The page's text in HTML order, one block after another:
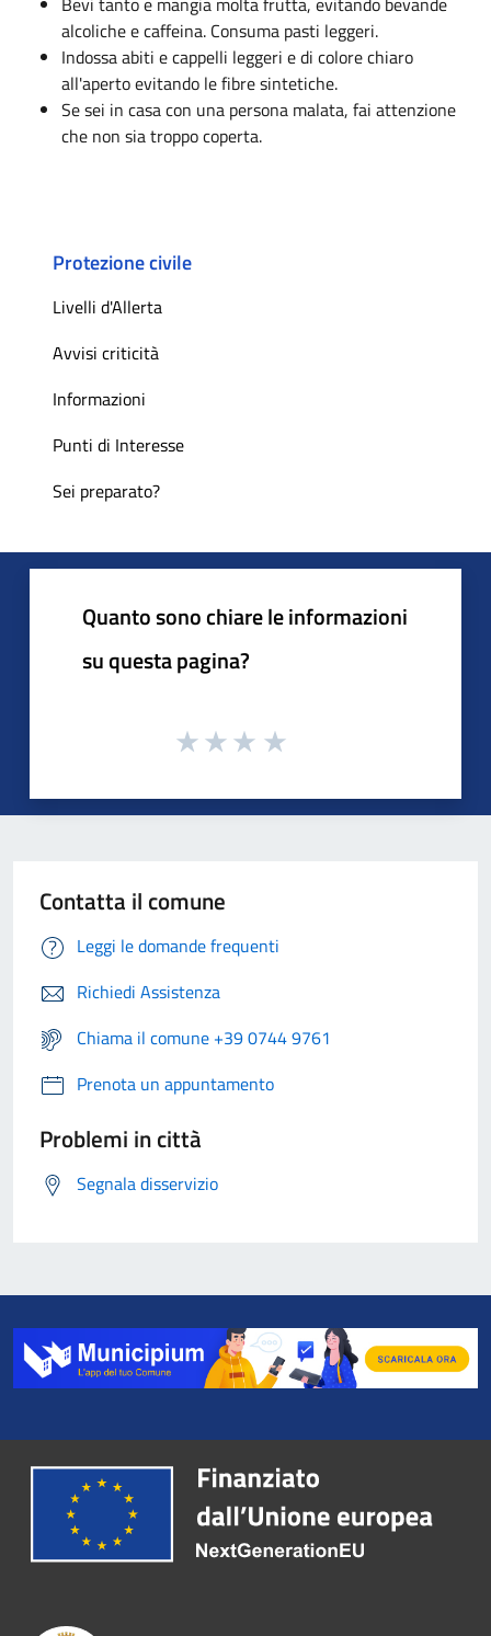
alcoliche e caffeina. Consuma pasti leggeri.
Indossa abiti e cappelli leggeri e di colore chiaro
all'aperto evitando le fibre sintetiche.
Se sei in casa con una persona malata, fai attenzione
che non sia troppo coperta.
Protezione civile
Livelli d'Allerta
Avvisi criticità
Informazioni
Punti di Interesse
Sei preparato?
Quanto sono chiare le informazioni
su questa pagina?
Contatta il comune
Leggi le domande frequenti
Richiedi Assistenza
Chiama il comune +39 0744 9761
Prenota un appuntamento
Problemi in città
Segnala disservizio